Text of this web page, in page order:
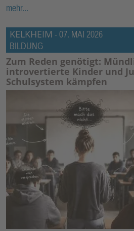
mehr...
KELKHEIM - 07. MAI 2026
BILDUNG
Zum Reden genötigt:
introvertierte Kinder und
Schulsystem kämpfen